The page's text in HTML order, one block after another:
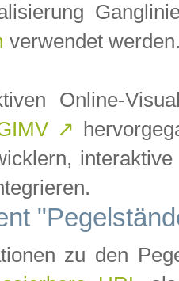
verwendet
Online-
↗
zu den